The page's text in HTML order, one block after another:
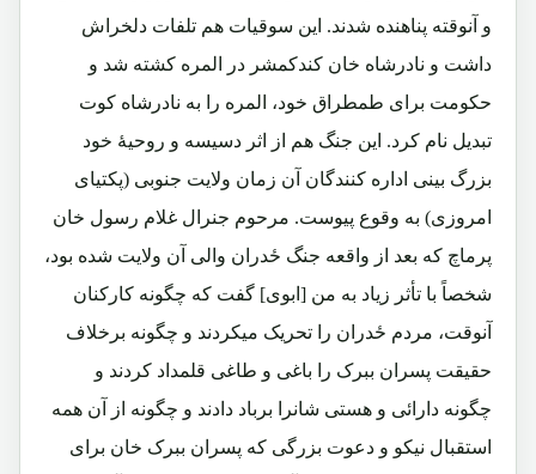
و آنوقته پناهنده شدند. این سوقیات هم تلفات دلخراش
داشت و نادرشاه خان کندکمشر در المره کشته شد و
حکومت برای طمطراق خود، المره را به نادرشاه کوت
تبدیل نام کرد. این جنگ هم از اثر دسیسه و روحیۀ خود
بزرگ بینی اداره کنندگان آن زمان ولایت جنوبی (پکتیای
امروزی) به وقوع پیوست. مرحوم جنرال غلام رسول خان
پرماچ که بعد از واقعه جنگ ځدران والی آن ولایت شده بود،
شخصاً با تأثر زیاد به من [ابوی] گفت که چگونه کارکنان
آنوقت، مردم ځدران را تحریک میکردند و چگونه برخلاف
حقیقت پسران ببرک را باغی و طاغی قلمداد کردند و
چگونه دارائی و هستی شانرا برباد دادند و چگونه از آن همه
استقبال نیکو و دعوت بزرگی که پسران ببرک خان برای